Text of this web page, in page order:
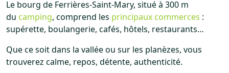
Le bourg de Ferrières-Saint-Mary, situé à 300 m
du camping, comprend les principaux commerces :
supérette, boulangerie, cafés, hôtels, restaurants…
Que ce soit dans la vallée ou sur les planèzes, vous
trouverez calme, repos, détente, authenticité.